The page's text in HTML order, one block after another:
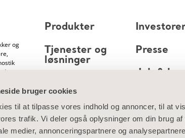
bruger cookies
til at tilpasse vores indhold og annoncer, til at
trafik. Vi deler også oplysninger om din brug
medier, annonceringspartnere og
og
Produkter
Tjenester og
løsninger
Om os
Kontakt os
Presse
Job &